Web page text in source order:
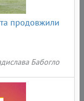
продовжили
Бабогло